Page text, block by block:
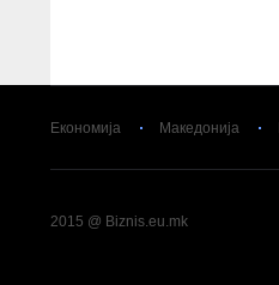
Економија Македонија
2015 @ Biznis.eu.mk